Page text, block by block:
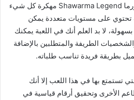
بعد تحميل أسطورة الشاورما Shawarma Legend مهكرة كل شيء
تحتوي على مستويات متعددة يمكن
بسهولة، لا بد العلم أنك في اللعبة يمكنك
الطريفة والمتطلبين بالإضافة
بطريقة فريدة تناسب طلباته.
تستمتع بها في هذا اللعب إلا أنك
الأخرى وتحقيق أرقام قياسية في